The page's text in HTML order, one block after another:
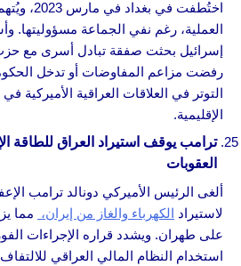
اختُطفت في
العملية، رغم نفي الجماعة مسؤوليتها.
إسرائيل بحثت صفقة تبادل أسرى مع
رفضت مزاعم المفاوضات أو تدخل
التوتر في العلاقات العراقية الأميركية
الإقليمية.
ترامب يوقف استيراد العراق للطاقة
العقوبات
ألغى الرئيس الأميركي دونالد ترامب
لاستيراد الكهرباء والغاز من إيران، مما
على طهران. ويشدد قراره الإجراءات
استخدام النظام المالي العراقي